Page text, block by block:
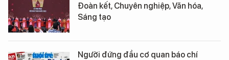
Đoàn kết, Chuyên nghiệp, Văn hóa,
Sáng tạo
Người đứng đầu cơ quan báo chí